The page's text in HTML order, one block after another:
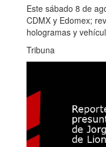
Este sábado 8 de
CDMX y Edomex;
hologramas y
Tribuna